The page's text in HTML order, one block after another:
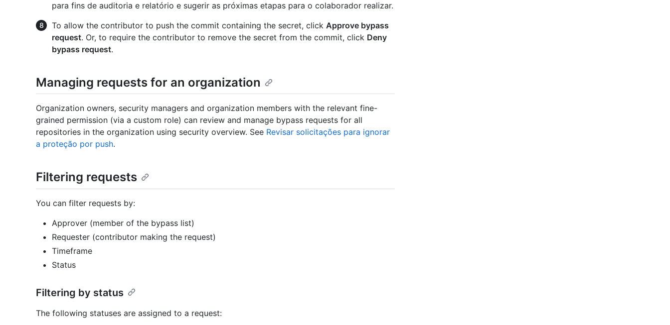
para fins de auditoria e relatório e sugerir as próximas etapas para o colaborador realizar.
To allow the contributor to push the commit containing the secret, click Approve bypass
request. Or, to require the contributor to remove the secret from the commit, click Deny
bypass request.
Managing requests for an organization
Organization owners, security managers and organization members with the relevant fine-
grained permission (via a custom role) can review and manage bypass requests for all
repositories in the organization using security overview. See Revisar solicitações para ignorar
a proteção por push.
Filtering requests
You can filter requests by:
Approver (member of the bypass list)
Requester (contributor making the request)
Timeframe
Status
Filtering by status
The following statuses are assigned to a request: